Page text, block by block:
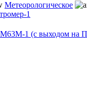
Метеорологическое
1